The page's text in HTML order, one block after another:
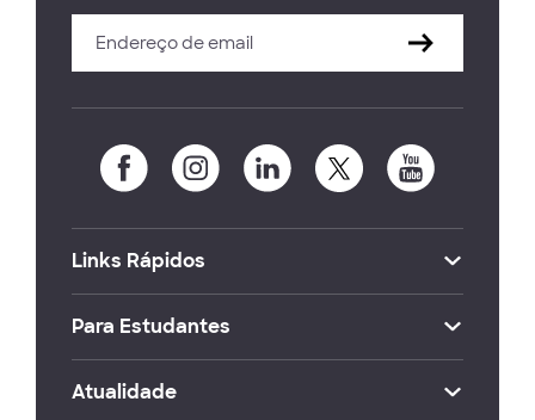
Links Rápidos
Para Estudantes
Atualidade